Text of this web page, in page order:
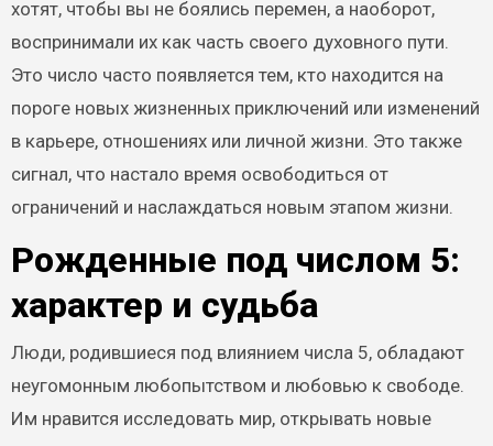
хотят, чтобы вы не боялись перемен, а наоборот,
воспринимали их как часть своего духовного пути.
Это число часто появляется тем, кто находится на
пороге новых жизненных приключений или изменений
в карьере, отношениях или личной жизни. Это также
сигнал, что настало время освободиться от
ограничений и наслаждаться новым этапом жизни.
Рожденные под числом 5:
характер и судьба
Люди, родившиеся под влиянием числа 5, обладают
неугомонным любопытством и любовью к свободе.
Им нравится исследовать мир, открывать новые